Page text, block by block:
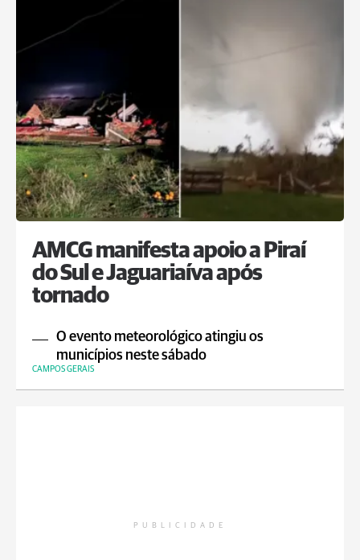
AMCG manifesta apoio a Piraí
do Sul e Jaguariaíva após
tornado
O evento meteorológico atingiu os
municípios neste sábado
CAMPOS GERAIS
PUBLICIDADE